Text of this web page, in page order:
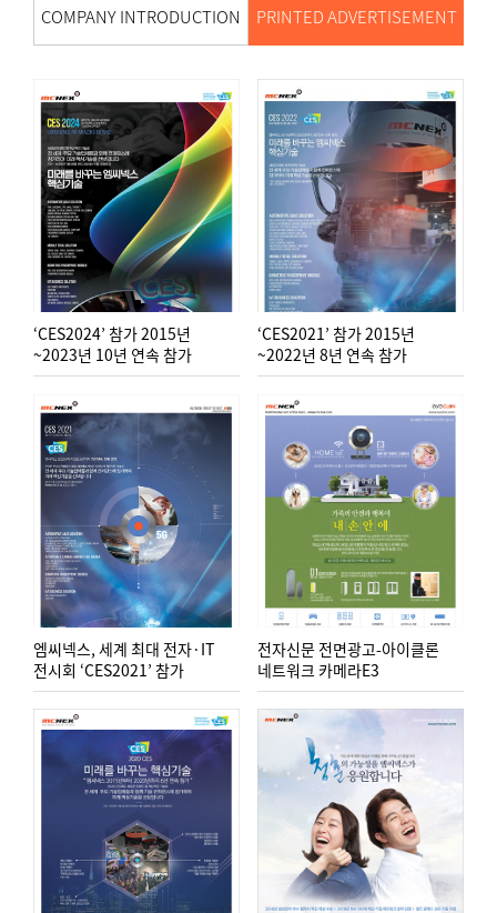
COMPANY INTRODUCTION PRINTED ADVERTISEMENT
‘CES2024’ 참가 2015년
~2023년 10년 연속 참가
‘CES2021’ 참가 2015년
~2022년 8년 연속 참가
엠씨넥스, 세계 최대 전자·IT
전시회 ‘CES2021’ 참가
전자신문 전면광고-아이클론
네트워크 카메라E3